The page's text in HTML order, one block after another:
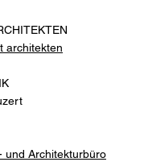
architekten
und Architekturbüro